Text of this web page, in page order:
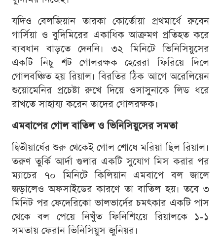
যদিও বেলজিয়ান তারকা কোর্তোয়া প্রথমার্ধে রুবেন
গার্সিয়া ও বুদিমিরের একাধিক আক্রমণ প্রতিহত করে
ব্যবধান বাড়তে দেননি। ৩২ মিনিটে ভিনিসিয়ুসের
একটি নিচু শট গোলরক্ষক হেরেরা ফিরিয়ে দিলে
গোলবঞ্চিত হয় রিয়াল। বিরতির ঠিক আগে অরেলিয়েন
শুয়োমেনির প্রচেষ্টা রুখে দিয়ে ওসাসুনাকে লিড ধরে
রাখতে সাহায্য করেন তাদের গোলরক্ষক।
এমবাপের গোল বাতিল ও ভিনিসিয়ুসের সমতা
দ্বিতীয়ার্ধের শুরু থেকেই গোল শোধে মরিয়া ছিল রিয়াল।
তরুণ তুর্কি আর্দা গুলার একটি সুযোগ মিস করার পর
ম্যাচের ৭০ মিনিটে কিলিয়ান এমবাপে বল জালে
জড়ালেও অফসাইডের কারণে তা বাতিল হয়। তবে ৩
মিনিট পর ফেদেরিকো ভালভার্দের চমৎকার একটি পাস
থেকে বল পেয়ে নিখুঁত ফিনিশিংয়ে রিয়ালকে ১-১
সমতায় ফেরান ভিনিসিয়ুস জুনিয়র।